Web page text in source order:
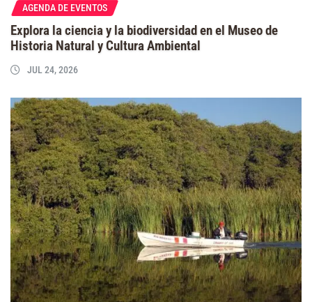
AGENDA DE EVENTOS
Explora la ciencia y la biodiversidad en el Museo de
Historia Natural y Cultura Ambiental
JUL 24, 2026